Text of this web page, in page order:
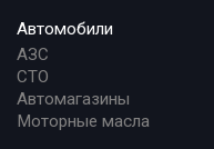
Автомобили
АЗС
СТО
Автомагазины
Моторные масла